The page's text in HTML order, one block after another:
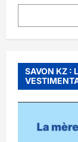
SAVON KZ :